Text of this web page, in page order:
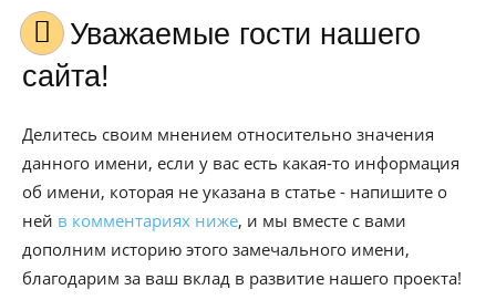
Уважаемые гости нашего
сайта!
Делитесь своим мнением относительно значения
данного имени, если у вас есть какая-то информация
об имени, которая не указана в статье - напишите о
ней в комментариях ниже, и мы вместе с вами
дополним историю этого замечального имени,
благодарим за ваш вклад в развитие нашего проекта!